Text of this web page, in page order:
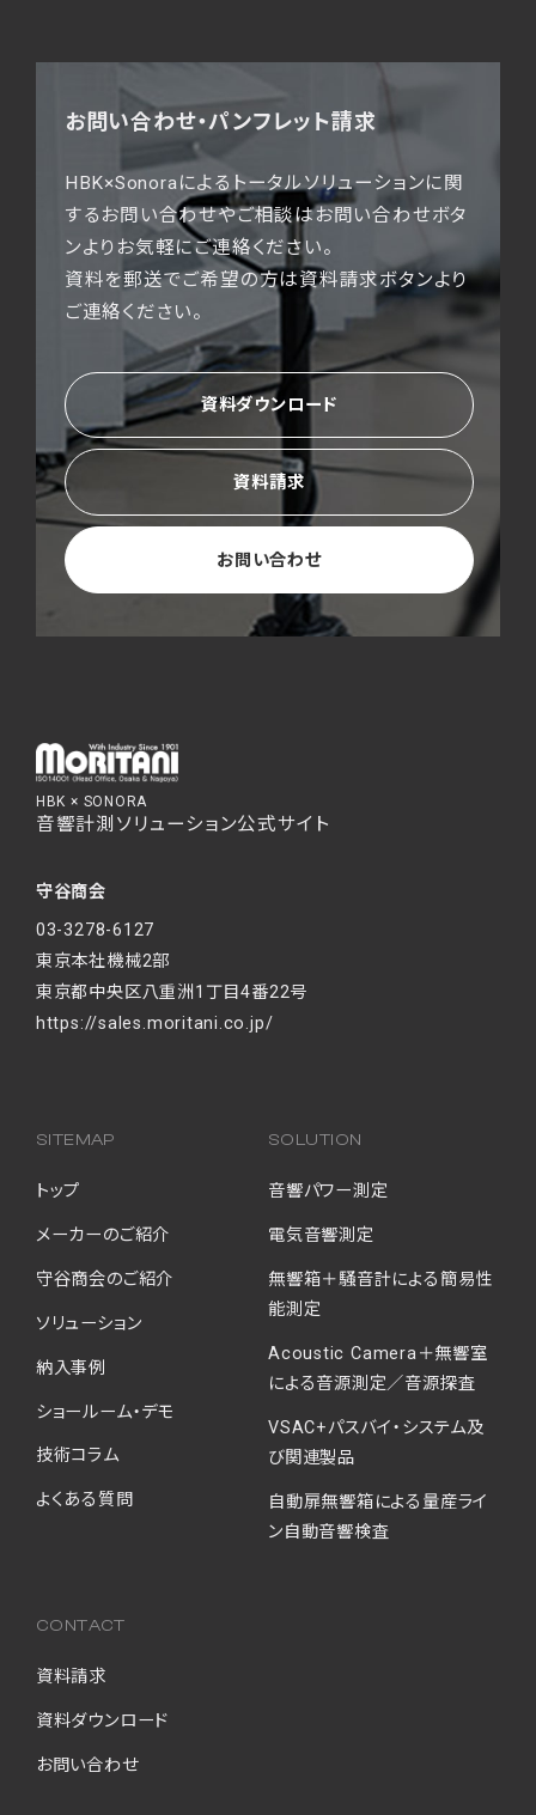
お問い合わせ・パンフレット請求
HBK×Sonoraによるトータルソリューションに関
するお問い合わせやご相談はお問い合わせボタ
ンよりお気軽にご連絡ください。
資料を郵送でご希望の方は資料請求ボタンより
ご連絡ください。
資料ダウンロード
資料請求
お問い合わせ
HBK × SONORA
音響計測ソリューション公式サイト
守谷商会
03-3278-6127
東京本社機械2部
東京都中央区八重洲1丁目4番22号
https://sales.moritani.co.jp/
SITEMAP
トップ
メーカーのご紹介
守谷商会のご紹介
ソリューション
納入事例
ショールーム・デモ
技術コラム
よくある質問
SOLUTION
音響パワー測定
電気音響測定
無響箱＋騒音計による簡易性
能測定
Acoustic Camera＋無響室
による音源測定／音源探査
VSAC+パスバイ・システム及
び関連製品
自動扉無響箱による量産ライ
ン自動音響検査
CONTACT
資料請求
資料ダウンロード
お問い合わせ